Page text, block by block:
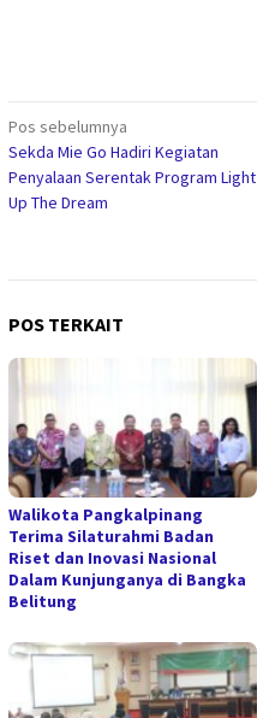
Navigasi
pos
Pos sebelumnya
Sekda Mie Go Hadiri Kegiatan
Penyalaan Serentak Program Light
Up The Dream
POS TERKAIT
Walikota Pangkalpinang
Terima Silaturahmi Badan
Riset dan Inovasi Nasional
Dalam Kunjunganya di Bangka
Belitung